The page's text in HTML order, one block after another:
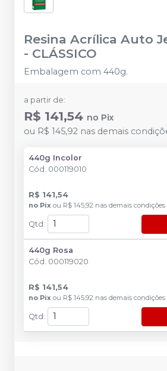
Resina Acrílica Auto
- CLÁSSICO
Embalagem com 440g.
a partir de:
R$ 141,54 no Pix
ou R$ 145,92 nas demais
440g Incolor
Cód. 000119010
R$ 141,54
no Pix ou R$ 145,92 nas demais condições
Qtd :
440g Rosa
Cód. 000119020
R$ 141,54
no Pix ou R$ 145,92 nas demais condições
Qtd :